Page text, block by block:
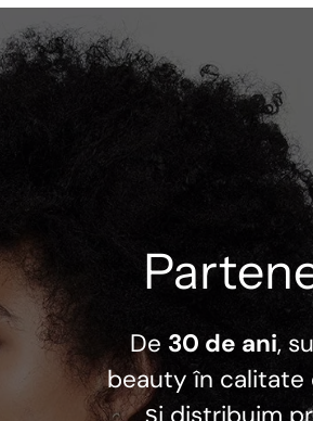
De 30 de ani,
beauty în calitate